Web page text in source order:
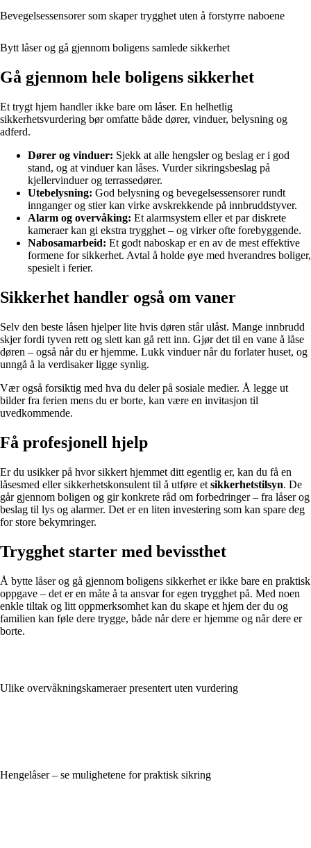
Bevegelsessensorer som skaper trygghet uten å forstyrre naboene
Bytt låser og gå gjennom boligens samlede sikkerhet
Gå gjennom hele boligens sikkerhet
Et trygt hjem handler ikke bare om låser. En helhetlig
sikkerhetsvurdering bør omfatte både dører, vinduer, belysning og
adferd.
Dører og vinduer: Sjekk at alle hengsler og beslag er i god
stand, og at vinduer kan låses. Vurder sikringsbeslag på
kjellervinduer og terrassedører.
Utebelysning: God belysning og bevegelsessensorer rundt
innganger og stier kan virke avskrekkende på innbruddstyver.
Alarm og overvåking: Et alarmsystem eller et par diskrete
kameraer kan gi ekstra trygghet – og virker ofte forebyggende.
Nabosamarbeid: Et godt naboskap er en av de mest effektive
formene for sikkerhet. Avtal å holde øye med hverandres boliger,
spesielt i ferier.
Sikkerhet handler også om vaner
Selv den beste låsen hjelper lite hvis døren står ulåst. Mange innbrudd
skjer fordi tyven rett og slett kan gå rett inn. Gjør det til en vane å låse
døren – også når du er hjemme. Lukk vinduer når du forlater huset, og
unngå å la verdisaker ligge synlig.
Vær også forsiktig med hva du deler på sosiale medier. Å legge ut
bilder fra ferien mens du er borte, kan være en invitasjon til
uvedkommende.
Få profesjonell hjelp
Er du usikker på hvor sikkert hjemmet ditt egentlig er, kan du få en
låsesmed eller sikkerhetskonsulent til å utføre et sikkerhetstilsyn. De
går gjennom boligen og gir konkrete råd om forbedringer – fra låser og
beslag til lys og alarmer. Det er en liten investering som kan spare deg
for store bekymringer.
Trygghet starter med bevissthet
Å bytte låser og gå gjennom boligens sikkerhet er ikke bare en praktisk
oppgave – det er en måte å ta ansvar for egen trygghet på. Med noen
enkle tiltak og litt oppmerksomhet kan du skape et hjem der du og
familien kan føle dere trygge, både når dere er hjemme og når dere er
borte.
Ulike overvåkningskameraer presentert uten vurdering
Hengelåser – se mulighetene for praktisk sikring